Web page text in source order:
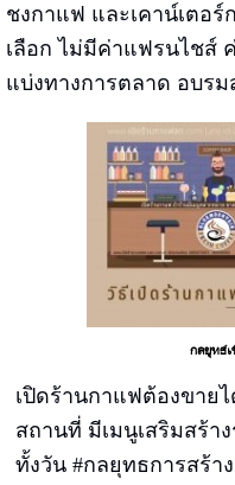
ชงกาแฟ และเคาน์เตอ
เลือก ไม่มีค่าแฟรนไชส์
แบ่งทางการตลาด อบร
กลยุทธ์
เปิดร้านกาแฟต้องขาย
สถานที่ มีเมนูเสริมสร้า
ทั้งวัน #กลยุทธการสร้